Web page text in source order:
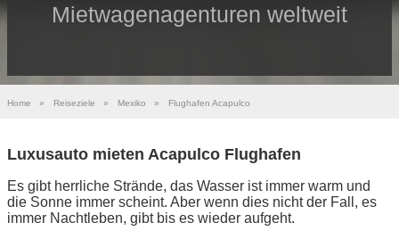
Mietwagenagenturen weltweit
Home » Reiseziele » Mexiko » Flughafen Acapulco
Luxusauto mieten Acapulco Flughafen
Es gibt herrliche Strände, das Wasser ist immer warm und
die Sonne immer scheint. Aber wenn dies nicht der Fall, es
immer Nachtleben, gibt bis es wieder aufgeht.